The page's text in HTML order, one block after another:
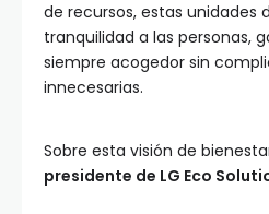
de recursos, estas unidades
tranquilidad a las personas,
siempre acogedor sin
innecesarias.
Sobre esta visión de
presidente de LG Eco